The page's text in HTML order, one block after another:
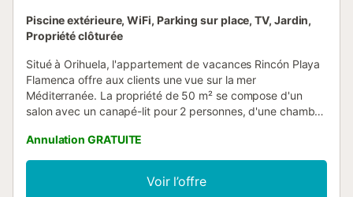
Piscine extérieure, WiFi, Parking sur place, TV, Jardin,
Propriété clôturée
Situé à Orihuela, l'appartement de vacances Rincón Playa
Flamenca offre aux clients une vue sur la mer
Méditerranée. La propriété de 50 m² se compose d'un
salon avec un canapé-lit pour 2 personnes, d'une chambre
Les équipements supplémentaires comprennent le Wi-Fi,
une télévision ainsi qu'une machine à laver. Cet
hébergement ne propose pas : la climatisation et des
serviettes de toilette. Cette location de vacances dispose
Annulation GRATUITE
Voir l’offre